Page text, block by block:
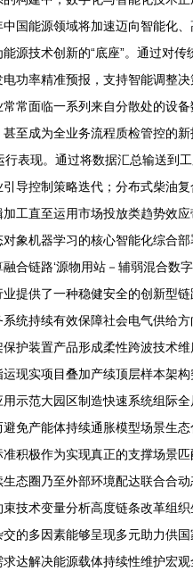
国能源领域将加速迈向智能化
源技术创新的“底座”。通过对
功率精准预报，支持智能调整
常面临一系列来自分散处的设
至成为全业务流程质检管控的
行表现。通过将数据汇总输送到
导控制策略迭代；分布式柴油
工直至运用市场投放类趋势效
象机器学习的核心智能化综合
合链路‘源物用站－辅弱混合数
提供了一种稳健安全的创新型
统持续有效保障社会电气供给
护装置产品形成柔性跨波技术
现实项目叠加产续顶层样本架
示范大园区制造快速系统组际
免产能体持续通胀模型场景生
积极作为实现真正的支撑场景
态圈乃至外部环境配达联合合
技术变量分析高度链条改革组
的多因素能够呈现多元助力供
达解决能源载体持续性维护宏